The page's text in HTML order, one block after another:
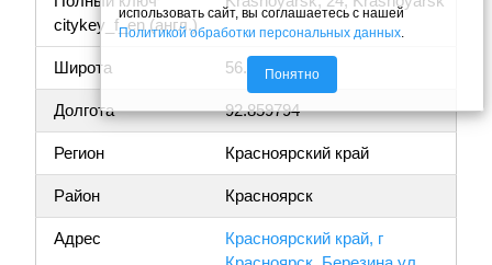
citykey_f_en (англ.)
Широта 56.030044
Долгота 92.859794
Регион Красноярский край
Район Красноярск
Адрес
Красноярский край, г
использовать сайт, вы соглашаетесь с нашей
Политикой обработки персональных данных.
Понятно